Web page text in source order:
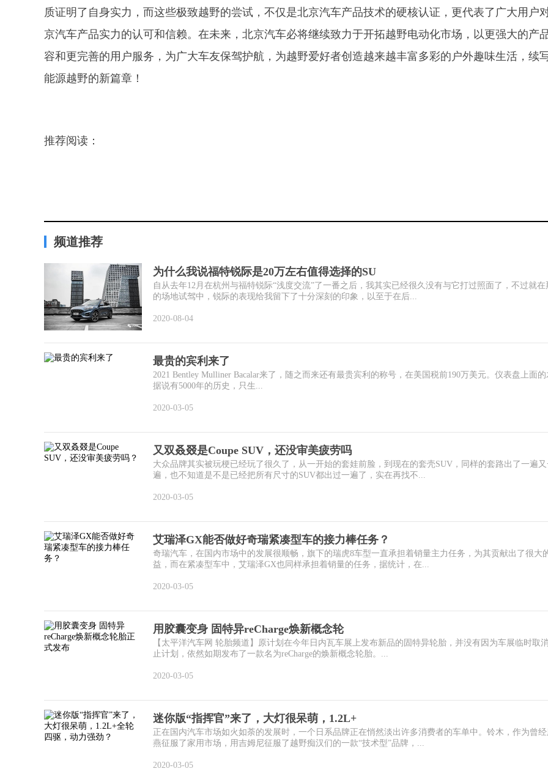
质证明了自身实力，而这些极致越野的尝试，不仅是北京汽车产品技术的硬核认证，更代表了广大用户
京汽车产品实力的认可和信赖。在未来，北京汽车必将继续致力于开拓越野电动化市场，以更强大的产
容和更完善的用户服务，为广大车友保驾护航，为越野爱好者创造越来越丰富多彩的户外趣味生活，续
能源越野的新篇章！
推荐阅读：
频道推荐
为什么我说福特锐际是20万左右值得选择的SU
自从去年12月在杭州与福特锐际“浅度交流”了一番之后，我其实已经很久没有与它打过照面了，不过就在
的场地试驾中，锐际的表现给我留下了十分深刻的印象，以至于在后...
2020-08-04
最贵的宾利来了
2021 Bentley Mulliner Bacalar来了，随之而来还有最贵宾利的称号，在美国税前190万美元。仪表盘上面
据说有5000年的历史，只生...
2020-03-05
又双叒叕是Coupe SUV，还没审美疲劳吗
大众品牌其实被玩梗已经玩了很久了，从一开始的套娃前脸，到现在的套壳SUV，同样的套路出了一遍又
遍，也不知道是不是已经把所有尺寸的SUV都出过一遍了，实在再找不...
2020-03-05
艾瑞泽GX能否做好奇瑞紧凑型车的接力棒任务？
奇瑞汽车，在国内市场中的发展很顺畅，旗下的瑞虎8车型一直承担着销量主力任务，为其贡献出了很大
益，而在紧凑型车中，艾瑞泽GX也同样承担着销量的任务，据统计，在...
2020-03-05
用胶囊变身 固特异reCharge焕新概念轮
【太平洋汽车网 轮胎频道】原计划在今年日内瓦车展上发布新品的固特异轮胎，并没有因为车展临时取
止计划，依然如期发布了一款名为reCharge的焕新概念轮胎。...
2020-03-05
迷你版“指挥官”来了，大灯很呆萌，1.2L+
正在国内汽车市场如火如荼的发展时，一个日系品牌正在悄然淡出许多消费者的车单中。铃木，作为曾
燕征服了家用市场，用吉姆尼征服了越野痴汉们的一款“技术型”品牌，...
2020-03-05